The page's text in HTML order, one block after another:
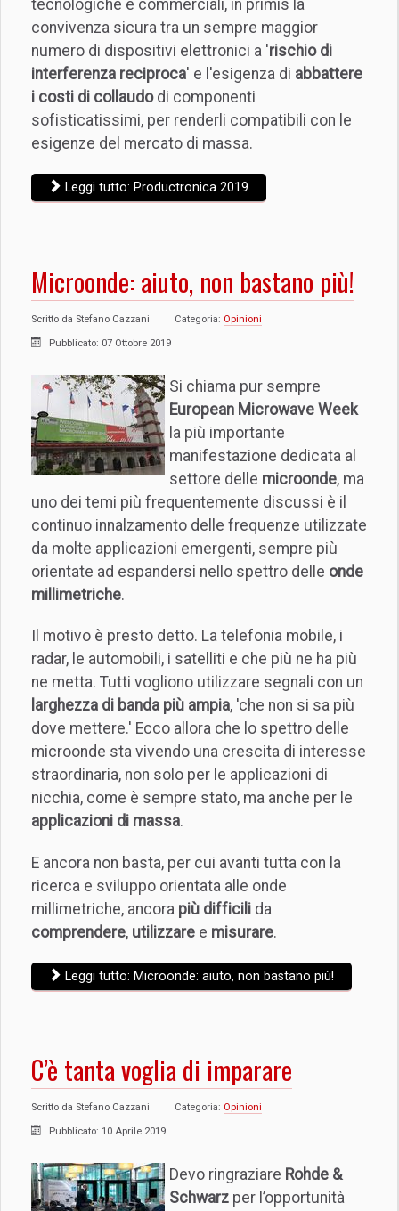
tecnologiche e commerciali, in primis la
convivenza sicura tra un sempre maggior
numero di dispositivi elettronici a 'rischio di
interferenza reciproca' e l'esigenza di abbattere
i costi di collaudodi componenti
sofisticatissimi, per renderli compatibili con le
esigenze del mercato di massa.
Leggi tutto: Productronica 2019
Microonde: aiuto, non bastano più!
Scritto da Stefano Cazzani Categoria: Opinioni
Pubblicato: 07 Ottobre 2019
Si chiama pur sempre
European Microwave Week
la più importante
manifestazione dedicata al
settore delle microonde, ma
uno dei temi più frequentemente discussi è il
continuo innalzamento delle frequenze utilizzate
da molte applicazioni emergenti, sempre più
orientate ad espandersi nello spettro delle onde
millimetriche.
Il motivo è presto detto. La telefonia mobile, i
radar, le automobili, i satelliti e che più ne ha più
ne metta. Tutti vogliono utilizzare segnali con un
larghezza di banda più ampia, 'che non si sa più
dove mettere.' Ecco allora che lo spettro delle
microonde sta vivendo una crescita di interesse
straordinaria, non solo per le applicazioni di
nicchia, come è sempre stato, ma anche per le
applicazioni di massa.
E ancora non basta, per cui avanti tutta con la
ricerca e sviluppo orientata alle onde
millimetriche, ancora più difficili da
comprendere, utilizzare e misurare.
Leggi tutto: Microonde: aiuto, non bastano più!
C’è tanta voglia di imparare
Scritto da Stefano Cazzani Categoria: Opinioni
Pubblicato: 10 Aprile 2019
Devo ringraziare Rohde &
Schwarz per l’opportunità